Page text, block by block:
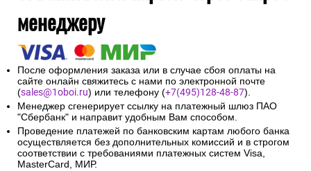
менеджеру
После оформления заказа или в случае сбоя оплаты на
сайте онлайн свяжитесь с нами по электронной почте
(sales@1oboi.ru) или телефону (+7(495)128-48-87).
Менеджер сгенерирует ссылку на платежный шлюз ПАО
"Сбербанк" и направит удобным Вам способом.
Проведение платежей по банковским картам любого банка
осуществляется без дополнительных комиссий и в строгом
соответствии с требованиями платежных систем Visa,
MasterCard, МИР.